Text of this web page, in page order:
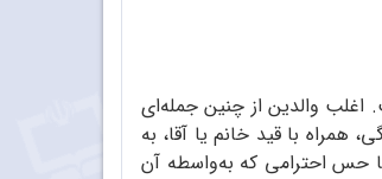
والدین از چنین جمله‌ای
همراه با قید خانم یا آقا، به
حس احترامی که به‌واسطه آن